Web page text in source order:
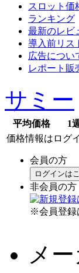
スロット価
ランキング
最新のレビ
導入前リス
広告につい
レポート販
サミー
平均価格 1
価格情報はログ
会員の方
ログインは
非会員の方
※会員登録
メ